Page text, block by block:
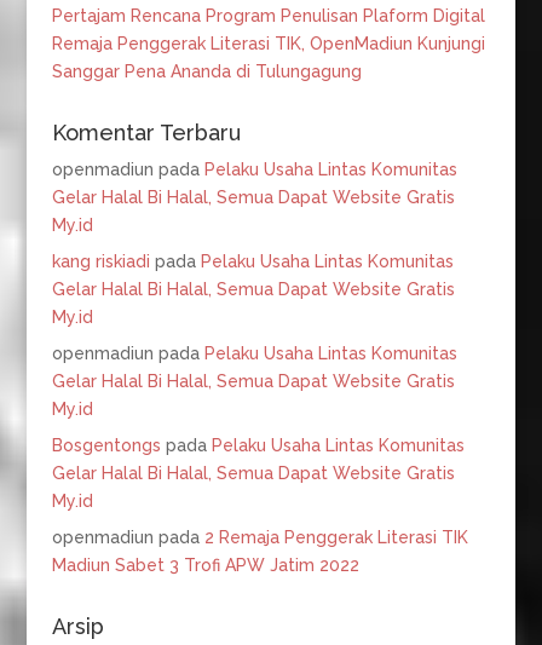
Pertajam Rencana Program Penulisan Plaform Digital
Remaja Penggerak Literasi TIK, OpenMadiun Kunjungi
Sanggar Pena Ananda di Tulungagung
Komentar Terbaru
openmadiun pada Pelaku Usaha Lintas Komunitas
Gelar Halal Bi Halal, Semua Dapat Website Gratis
My.id
kang riskiadi pada Pelaku Usaha Lintas Komunitas
Gelar Halal Bi Halal, Semua Dapat Website Gratis
My.id
openmadiun pada Pelaku Usaha Lintas Komunitas
Gelar Halal Bi Halal, Semua Dapat Website Gratis
My.id
Bosgentongs pada Pelaku Usaha Lintas Komunitas
Gelar Halal Bi Halal, Semua Dapat Website Gratis
My.id
openmadiun pada 2 Remaja Penggerak Literasi TIK
Madiun Sabet 3 Trofi APW Jatim 2022
Arsip